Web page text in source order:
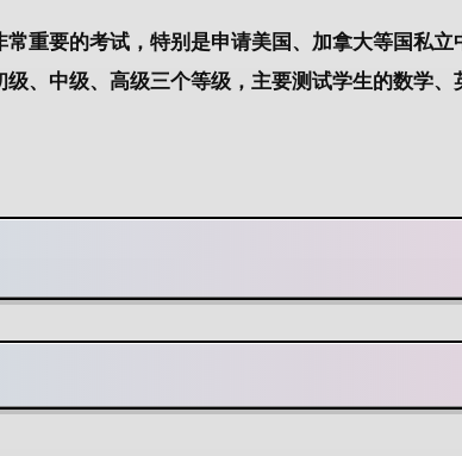
重要的考试，特别是申请美国、加拿大等国私立
、中级、高级三个等级，主要测试学生的数学、